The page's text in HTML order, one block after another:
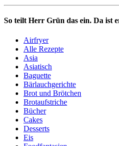
So teilt Herr Grün das ein. Da ist
Airfryer
Alle Rezepte
Asia
Asiatisch
Baguette
Bärlauchgerichte
Brot und Brötchen
Brotaufstriche
Bücher
Cakes
Desserts
Eis